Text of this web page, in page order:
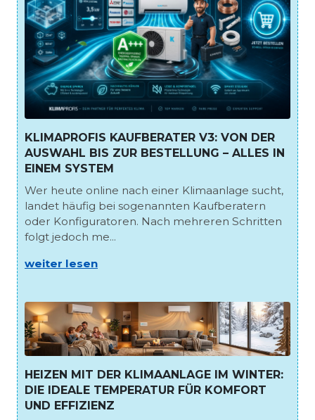
KLIMAPROFIS KAUFBERATER V3: VON DER
AUSWAHL BIS ZUR BESTELLUNG – ALLES IN
EINEM SYSTEM
Wer heute online nach einer Klimaanlage sucht,
landet häufig bei sogenannten Kaufberatern
oder Konfiguratoren. Nach mehreren Schritten
folgt jedoch me...
weiter lesen
HEIZEN MIT DER KLIMAANLAGE IM WINTER:
DIE IDEALE TEMPERATUR FÜR KOMFORT
UND EFFIZIENZ